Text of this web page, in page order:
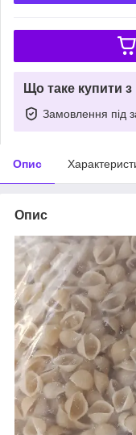
Що таке купити
Замовлення під
Опис
Опис